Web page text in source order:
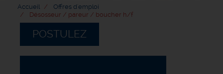
Accueil
Offres d'emploi
Désosseur / pareur / boucher h/f
POSTULEZ